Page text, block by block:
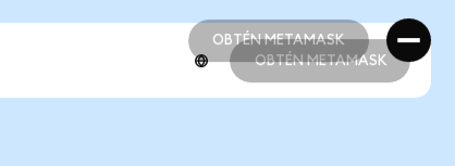
OBTÉN METAMASK
OBTÉN METAMASK
OBTÉN METAMASK